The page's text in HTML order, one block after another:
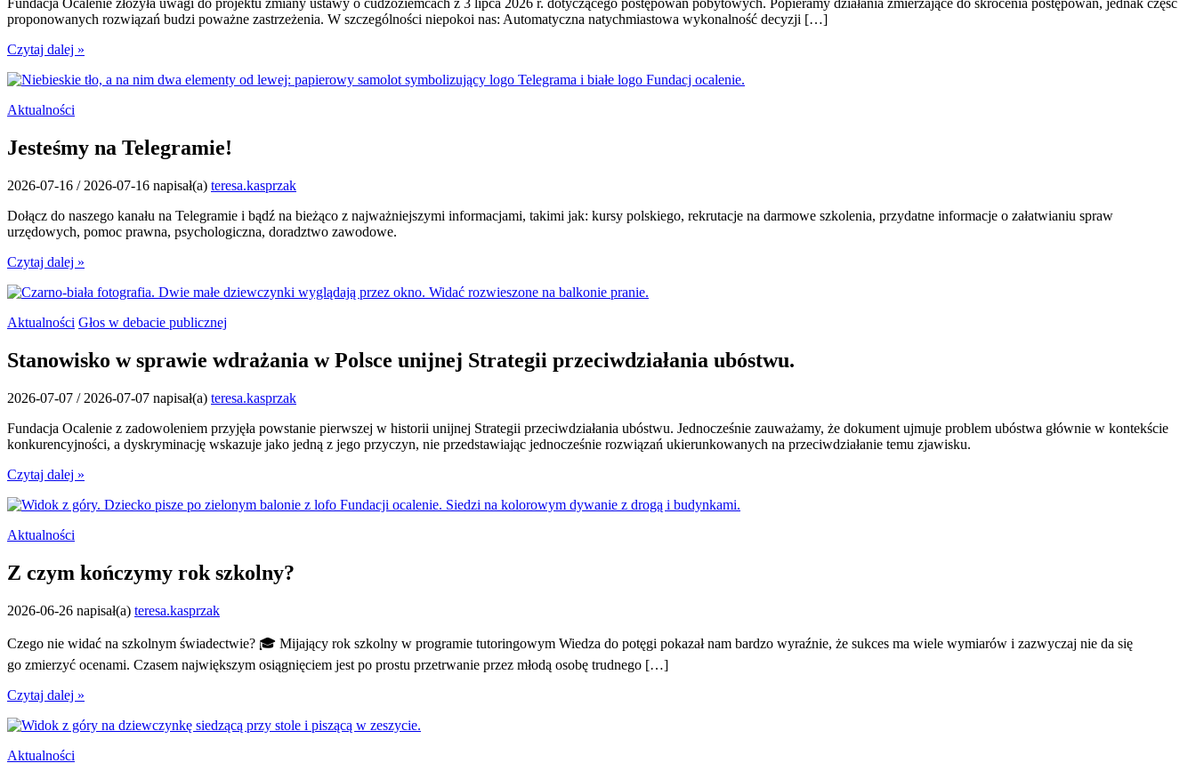
Fundacja Ocalenie złożyła uwagi do projektu zmiany ustawy o cudzoziemcach z 3 lipca 2026 r. dotyczącego postępowań pobytowych. Popieramy działania zmierzające do skrócenia postępowań, jednak część
proponowanych rozwiązań budzi poważne zastrzeżenia. W szczególności niepokoi nas: Automatyczna natychmiastowa wykonalność decyzji […]
Czytaj dalej »
Aktualności
Jesteśmy na Telegramie!
2026-07-16 / 2026-07-16 napisał(a) teresa.kasprzak
Dołącz do naszego kanału na Telegramie i bądź na bieżąco z najważniejszymi informacjami, takimi jak: kursy polskiego, rekrutacje na darmowe szkolenia, przydatne informacje o załatwianiu spraw
urzędowych, pomoc prawna, psychologiczna, doradztwo zawodowe.
Czytaj dalej »
Aktualności Głos w debacie publicznej
Stanowisko w sprawie wdrażania w Polsce unijnej Strategii przeciwdziałania ubóstwu.
2026-07-07 / 2026-07-07 napisał(a) teresa.kasprzak
Fundacja Ocalenie z zadowoleniem przyjęła powstanie pierwszej w historii unijnej Strategii przeciwdziałania ubóstwu. Jednocześnie zauważamy, że dokument ujmuje problem ubóstwa głównie w kontekście
konkurencyjności, a dyskryminację wskazuje jako jedną z jego przyczyn, nie przedstawiając jednocześnie rozwiązań ukierunkowanych na przeciwdziałanie temu zjawisku.
Czytaj dalej »
Aktualności
Z czym kończymy rok szkolny?
2026-06-26 napisał(a) teresa.kasprzak
Czego nie widać na szkolnym świadectwie? 🎓 Mijający rok szkolny w programie tutoringowym Wiedza do potęgi pokazał nam bardzo wyraźnie, że sukces ma wiele wymiarów i zazwyczaj nie da się
go zmierzyć ocenami. Czasem największym osiągnięciem jest po prostu przetrwanie przez młodą osobę trudnego […]
Czytaj dalej »
Aktualności